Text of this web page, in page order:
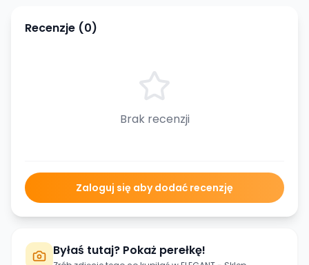
Recenzje (0)
Brak recenzji
Zaloguj się aby dodać recenzję
Byłaś tutaj? Pokaż perełkę!